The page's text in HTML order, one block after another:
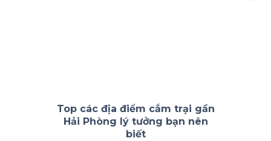
Top các địa điểm cắm trại gần
Hải Phòng lý tưởng bạn nên
biết